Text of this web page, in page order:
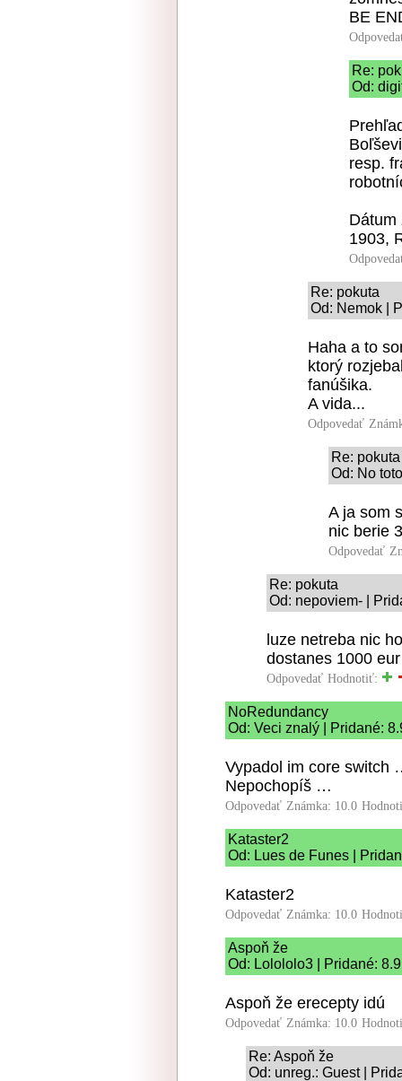
BE
Re:
Od:
resp.
Dátum
1903,
Re: pokuta
Od: Nemok |
Haha a to
ktorý
fanúšika.
A vida...
Odpovedať
Re: pokuta
Od: No
A ja som
nic berie
Odpovedať
Re: pokuta
Od: nepoviem- |
luze netreba nic
dostanes 1000 eur
Odpovedať Hodnotiť:
NoRedundancy
Od: Veci znalý | Pridané:
Vypadol im core switch
Nepochopíš …
Odpovedať Známka: 10.0
Kataster2
Od: Lues de Funes |
Kataster2
Odpovedať Známka: 10.0
Aspoň že
Od: Lolololo3 | Pridané:
Aspoň že erecepty idú
Odpovedať Známka: 10.0
Re: Aspoň že
Od: unreg.: Guest |